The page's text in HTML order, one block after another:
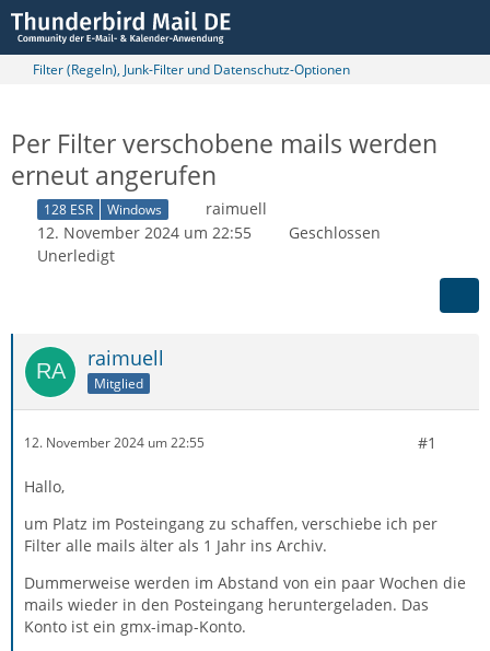
Filter (Regeln), Junk-Filter und Datenschutz-Optionen
Per Filter verschobene mails werden
erneut angerufen
128 ESR Windows
raimuell
12. November 2024 um 22:55
Geschlossen
Unerledigt
raimuell
Mitglied
12. November 2024 um 22:55 #1
Hallo,
um Platz im Posteingang zu schaffen, verschiebe ich per
Filter alle mails älter als 1 Jahr ins Archiv.
Dummerweise werden im Abstand von ein paar Wochen die
mails wieder in den Posteingang heruntergeladen. Das
Konto ist ein gmx-imap-Konto.